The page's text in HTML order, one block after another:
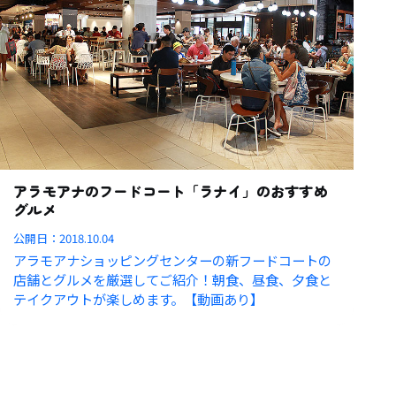
アラモアナのフードコート「ラナイ」のおすすめ
グルメ
公開日：2018.10.04
アラモアナショッピングセンターの新フードコートの
店舗とグルメを厳選してご紹介！朝食、昼食、夕食と
テイクアウトが楽しめます。【動画あり】